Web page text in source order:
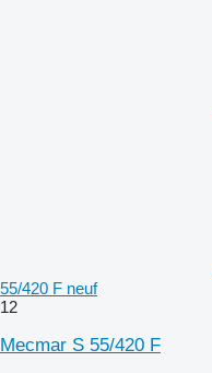
55/420 F neuf
12
Mecmar S 55/420 F